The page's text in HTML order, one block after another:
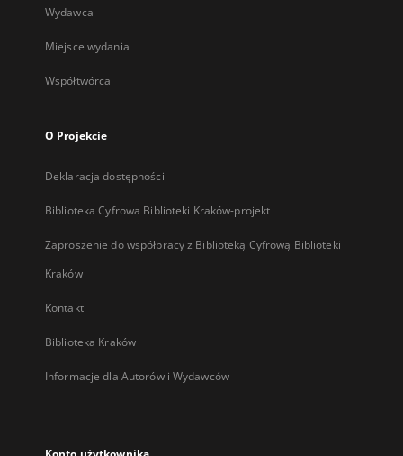
Wydawca
Miejsce wydania
Współtwórca
O Projekcie
Deklaracja dostępności
Biblioteka Cyfrowa Biblioteki Kraków-projekt
Zaproszenie do współpracy z Biblioteką Cyfrową Biblioteki
Kraków
Kontakt
Biblioteka Kraków
Informacje dla Autorów i Wydawców